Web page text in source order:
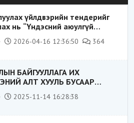
үйлдвэрийн тендерийг
нь “Үндэсний аюулгүй
д эрсдэлтэй юу?
2026-04-16 12:36:50 364
БАЙГУУЛЛАГА ИХ
АЛТ ХУУЛЬ БУСААР
ГАРГАХ ГЭЖ БАЙСАН
ТАСЛАН ЗОГСООЛОО
2025-11-14 16:28:38